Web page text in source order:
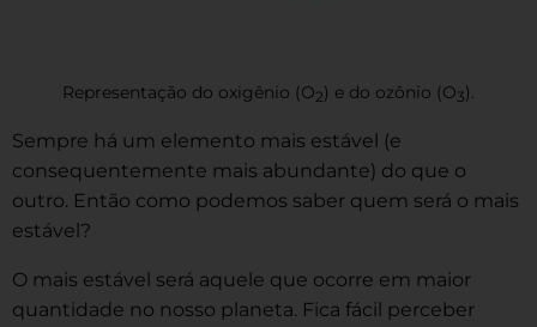
Representação do oxigênio (O2) e do ozônio (O3).
Sempre há um elemento mais estável (e
consequentemente mais abundante) do que o
outro. Então como podemos saber quem será o mais
estável?
O mais estável será aquele que ocorre em maior
quantidade no nosso planeta. Fica fácil perceber